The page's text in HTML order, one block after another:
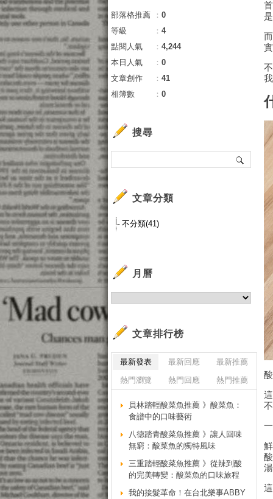
部落格推薦 ： 0
等級
： 4
點閱人氣
： 4,244
本日人氣
： 0
文章創作
： 41
相簿數
： 0
搜尋
文章分類
不分類(41)
月曆
文章排行榜
最新發表 最新回應
最新推薦
熱門瀏覽
熱門回應 熱門推薦
員林踏輕酸菜魚推薦 》酸菜魚：
食譜中的口味藝術
八德踏青酸菜魚推薦 》讓人回味
無窮：酸菜魚的獨特風味
三重踏輕酸菜魚推薦 》從辣到酸
的完美轉變：酸菜魚的口味旅程
我的接髮革命！在台北樂事ABBY